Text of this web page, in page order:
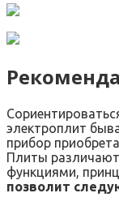
электроплит
прибор
Плиты
функциями,
позволит